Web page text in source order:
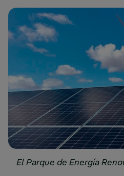
El Parque de Energía